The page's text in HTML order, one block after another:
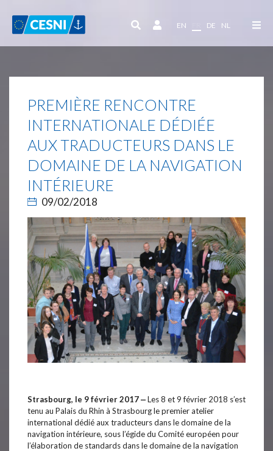
EN DE NL
PREMIÈRE RENCONTRE
INTERNATIONALE DÉDIÉE
AUX TRADUCTEURS DANS LE
DOMAINE DE LA NAVIGATION
INTÉRIEURE
09/02/2018
Strasbourg, le 9 février 2017–Les 8 et 9 février 2018 s’est
tenu au Palais du Rhin à Strasbourg le premier atelier
international dédié aux traducteurs dans le domaine de la
navigation intérieure, sous l’égide du Comité européen pour
l’élaboration de standards dans le domaine de la navigation